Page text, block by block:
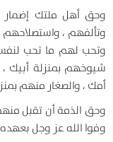
وحق أهل ملتك إضمار
وتألفهم ،
وتحب لهم ما تحب
شيوخهم بمنزلة أبيك
أمك ، والصغار منهم
وحق الذمة أن تقبل
وفوا الله عز وجل